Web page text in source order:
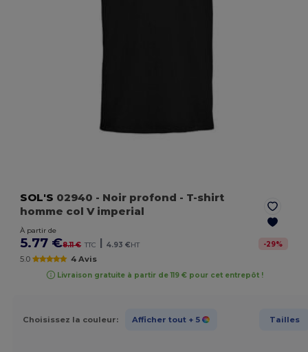
SOL'S 02940 - Noir profond - T-shirt
homme col V imperial
À partir de
5.77 €8.11 € TTC | 4.93 €HT -29%
5.0 4 Avis
Livraison gratuite à partir de 119 € pour cet entrepôt !
Choisissez la couleur: Afficher tout + 5 Tailles